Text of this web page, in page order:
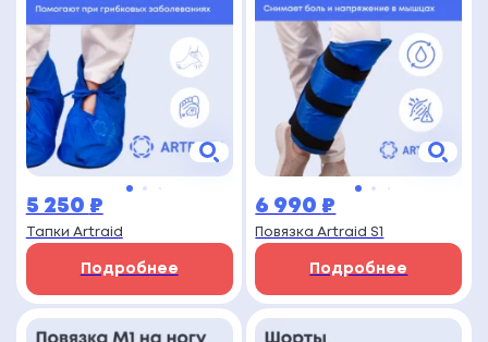
5 250 ₽
Тапки Artraid
Подробнее
6 990 ₽
Повязка Artraid S1
Подробнее